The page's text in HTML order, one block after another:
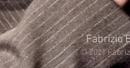
Fabrizio
© 2021